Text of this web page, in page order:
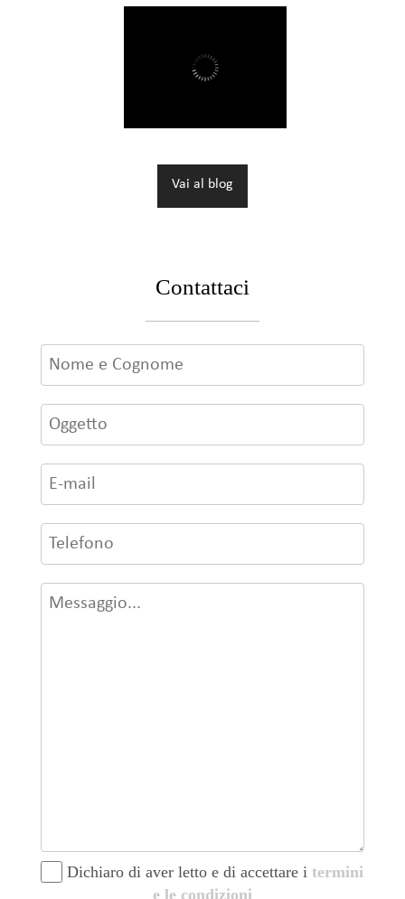
Vai al blog
Contattaci
Dichiaro di aver letto e di accettare itermini
e le condizioni